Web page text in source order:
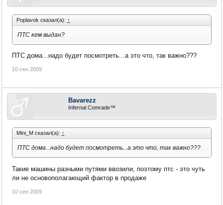
Poplavok сказал(а): ↑
ПТС кем выдан?
ПТС дома...надо будет посмотреть...а это что, так важно???
10 сен 2009
Bavarezz
Infernal Comrade™
Mini_M сказал(а): ↑
ПТС дома...надо будет посмотреть...а это что, так важно???
Такие машины разными путями ввозили, поэтому птс - это чуть
ли не основополагающий фактор в продаже
10 сен 2009